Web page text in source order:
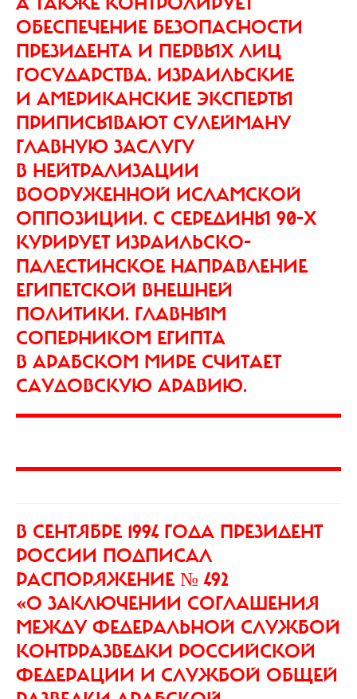
ОБЕСПЕЧЕНИЕ БЕЗОПАСНОСТИ
ПРЕЗИДЕНТА И ПЕРВЫХ ЛИЦ
ГОСУДАРСТВА. ИЗРАИЛЬСКИЕ
И АМЕРИКАНСКИЕ ЭКСПЕРТЫ
ПРИПИСЫВАЮТ СУЛЕЙМАНУ
ГЛАВНУЮ ЗАСЛУГУ
В НЕЙТРАЛИЗАЦИИ
ВООРУЖЕННОЙ ИСЛАМСКОЙ
ОППОЗИЦИИ. С СЕРЕДИНЫ 90-Х
КУРИРУЕТ ИЗРАИЛЬСКО-
ПАЛЕСТИНСКОЕ НАПРАВЛЕНИЕ
ЕГИПЕТСКОЙ ВНЕШНЕЙ
ПОЛИТИКИ. ГЛАВНЫМ
СОПЕРНИКОМ ЕГИПТА
В АРАБСКОМ МИРЕ СЧИТАЕТ
САУДОВСКУЮ АРАВИЮ.
В СЕНТЯБРЕ 1994 ГОДА ПРЕЗИДЕНТ
РОССИИ ПОДПИСАЛ
РАСПОРЯЖЕНИЕ № 492
«О ЗАКЛЮЧЕНИИ СОГЛАШЕНИЯ
МЕЖДУ ФЕДЕРАЛЬНОЙ СЛУЖБОЙ
КОНТРРАЗВЕДКИ РОССИЙСКОЙ
ФЕДЕРАЦИИ И СЛУЖБОЙ ОБЩЕЙ